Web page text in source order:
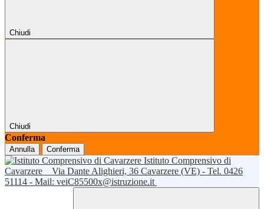
Chiudi
Chiudi
Conferma
Annulla Conferma
Istituto Comprensivo di
Cavarzere
Via Dante Alighieri, 36 Cavarzere (VE) - Tel. 0426
51114 - Mail: veiC85500x@istruzione.it